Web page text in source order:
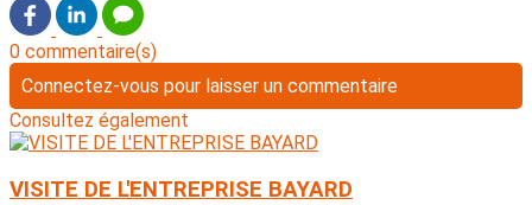
0 commentaire(s)
Connectez-vous pour laisser un commentaire
Consultez également
VISITE DE L'ENTREPRISE BAYARD